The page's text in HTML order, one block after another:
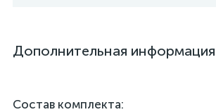
герметизированы специальной
защитной лентой.
Дополнительная информация
Состав комплекта: